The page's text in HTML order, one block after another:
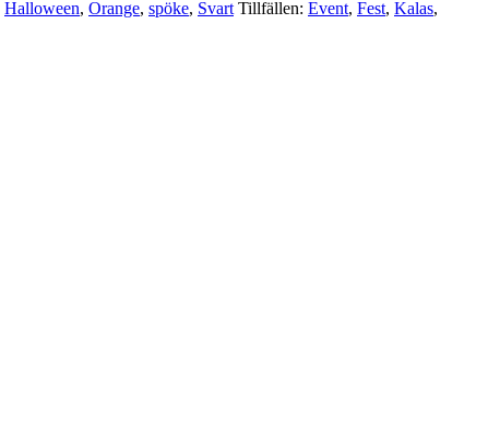
Halloween, Orange, spöke, Svart Tillfällen: Event, Fest, Kalas,